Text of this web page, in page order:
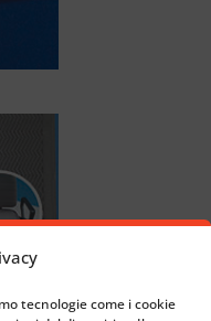
tecnologie come i cookie